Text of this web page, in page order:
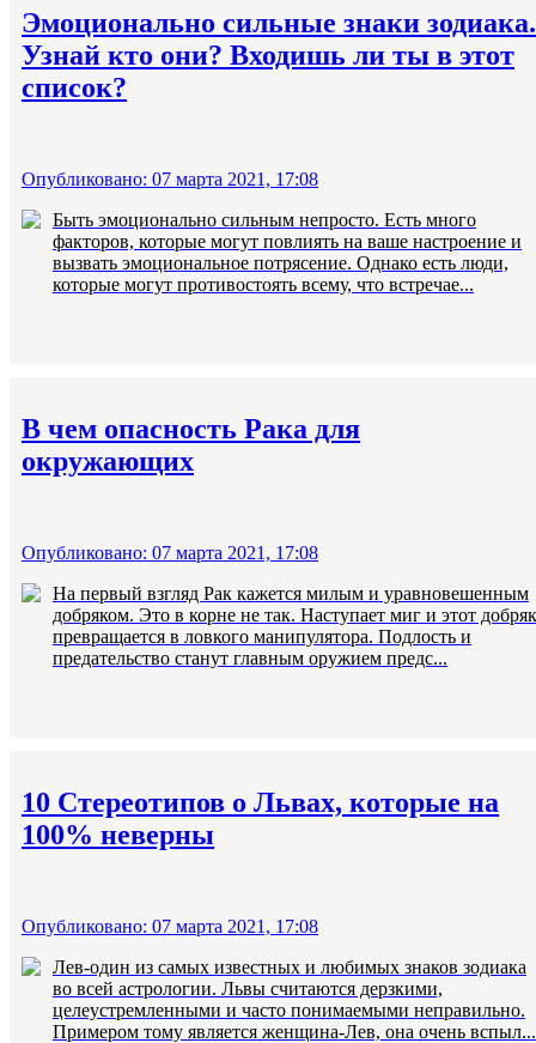
Эмоционально сильные знаки зодиака.
Узнай кто они? Входишь ли ты в этот
список?
Опубликовано: 07 марта 2021, 17:08
Быть эмоционально сильным непросто. Есть много
факторов, которые могут повлиять на ваше настроение и
вызвать эмоциональное потрясение. Однако есть люди,
которые могут противостоять всему, что встречае...
В чем опасность Рака для
окружающих
Опубликовано: 07 марта 2021, 17:08
На первый взгляд Рак кажется милым и уравновешенным
добряком. Это в корне не так. Наступает миг и этот добряк
превращается в ловкого манипулятора. Подлость и
предательство станут главным оружием предс...
10 Стереотипов о Львах, которые на
100% неверны
Опубликовано: 07 марта 2021, 17:08
Лев-один из самых известных и любимых знаков зодиака
во всей астрологии. Львы считаются дерзкими,
целеустремленными и часто понимаемыми неправильно.
Примером тому является женщина-Лев, она очень вспыл...